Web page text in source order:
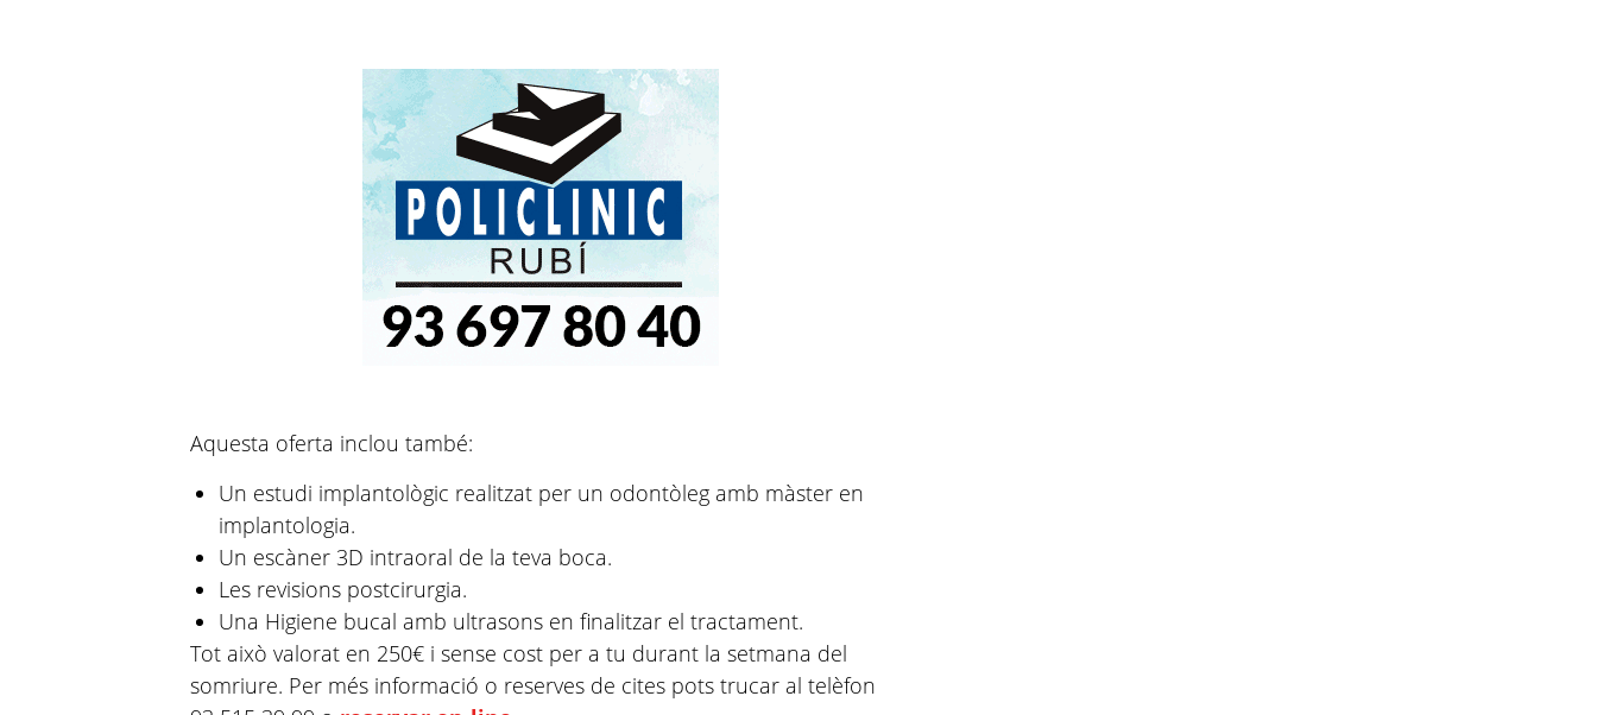
Aquesta oferta inclou també:
Un estudi implantològic realitzat per un odontòleg amb màster en
implantologia.
Un escàner 3D intraoral de la teva boca.
Les revisions postcirurgia.
Una Higiene bucal amb ultrasons en finalitzar el tractament.
Tot això valorat en 250€ i sense cost per a tu durant la setmana del
somriure. Per més informació o reserves de cites pots trucar al telèfon